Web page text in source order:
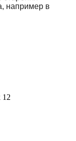
например в
12